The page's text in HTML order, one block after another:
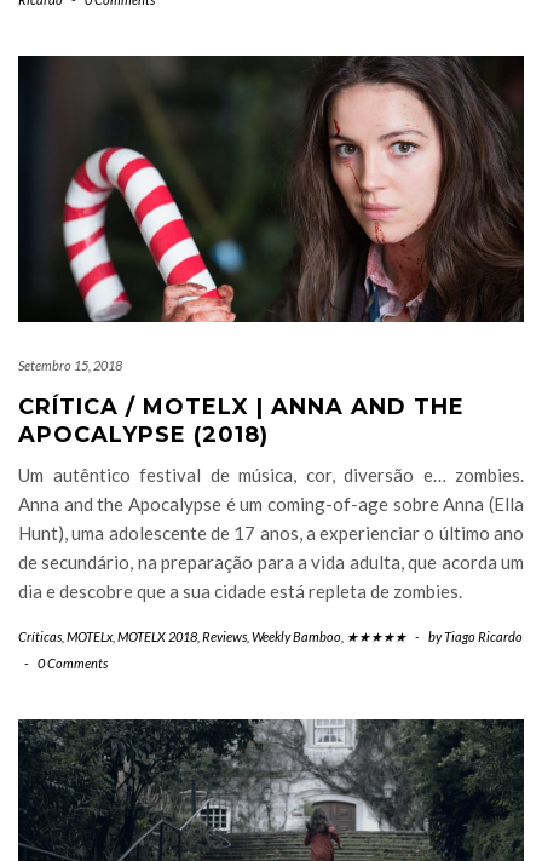
Setembro 15, 2018
CRÍTICA / MOTELX | ANNA AND THE
APOCALYPSE (2018)
Um autêntico festival de música, cor, diversão e… zombies.
Anna and the Apocalypse é um coming-of-age sobre Anna (Ella
Hunt), uma adolescente de 17 anos, a experienciar o último ano
de secundário, na preparação para a vida adulta, que acorda um
dia e descobre que a sua cidade está repleta de zombies.
Críticas MOTELx MOTELX 2018 Reviews Weekly Bamboo ★★★★★ - byTiago Ricardo
-
0 Comments